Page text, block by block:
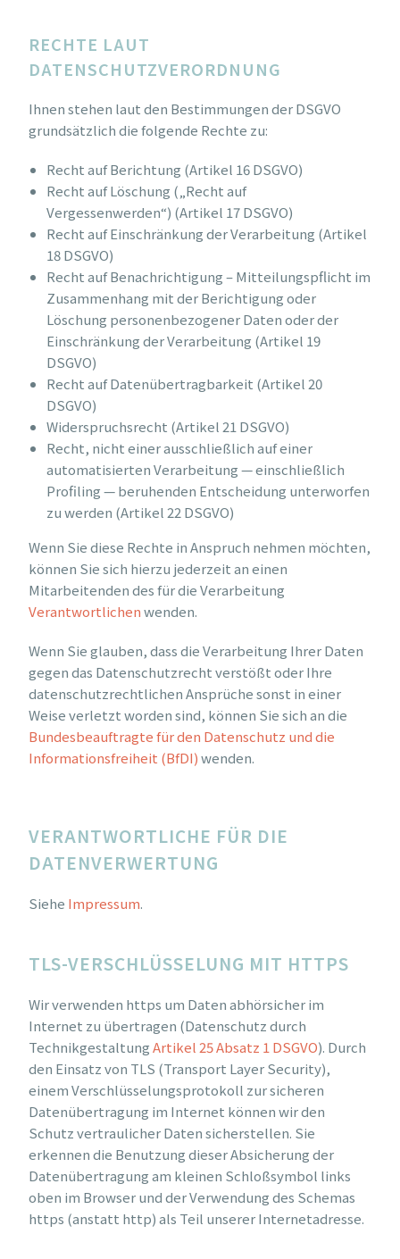
RECHTE LAUT
DATENSCHUTZVERORDNUNG
Ihnen stehen laut den Bestimmungen der DSGVO
grundsätzlich die folgende Rechte zu:
Recht auf Berichtung (Artikel 16 DSGVO)
Recht auf Löschung („Recht auf
Vergessenwerden“) (Artikel 17 DSGVO)
Recht auf Einschränkung der Verarbeitung (Artikel
18 DSGVO)
Recht auf Benachrichtigung – Mitteilungspflicht im
Zusammenhang mit der Berichtigung oder
Löschung personenbezogener Daten oder der
Einschränkung der Verarbeitung (Artikel 19
DSGVO)
Recht auf Datenübertragbarkeit (Artikel 20
DSGVO)
Widerspruchsrecht (Artikel 21 DSGVO)
Recht, nicht einer ausschließlich auf einer
automatisierten Verarbeitung — einschließlich
Profiling — beruhenden Entscheidung unterworfen
zu werden (Artikel 22 DSGVO)
Wenn Sie diese Rechte in Anspruch nehmen möchten,
können Sie sich hierzu jederzeit an einen
Mitarbeitenden des für die Verarbeitung
Verantwortlichenwenden.
Wenn Sie glauben, dass die Verarbeitung Ihrer Daten
gegen das Datenschutzrecht verstößt oder Ihre
datenschutzrechtlichen Ansprüche sonst in einer
Weise verletzt worden sind, können Sie sich an die
Bundesbeauftragte für den Datenschutz und die
Informationsfreiheit (BfDI)wenden.
VERANTWORTLICHE FÜR DIE
DATENVERWERTUNG
Siehe Impressum.
TLS-VERSCHLÜSSELUNG MIT HTTPS
Wir verwenden https um Daten abhörsicher im
Internet zu übertragen (Datenschutz durch
TechnikgestaltungArtikel 25 Absatz 1 DSGVO). Durch
den Einsatz von TLS (Transport Layer Security),
einem Verschlüsselungsprotokoll zur sicheren
Datenübertragung im Internet können wir den
Schutz vertraulicher Daten sicherstellen. Sie
erkennen die Benutzung dieser Absicherung der
Datenübertragung am kleinen Schloßsymbol links
oben im Browser und der Verwendung des Schemas
https (anstatt http) als Teil unserer Internetadresse.